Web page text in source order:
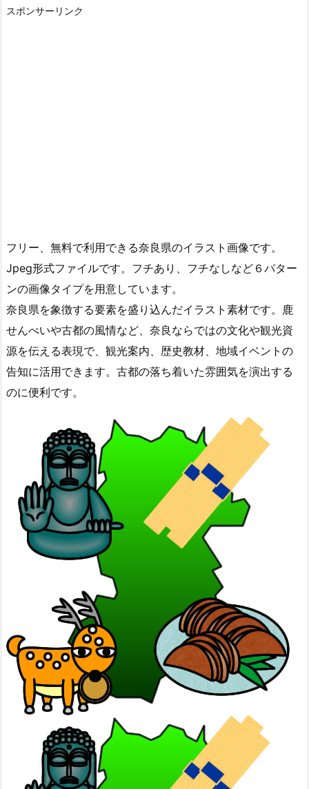
スポンサーリンク
フリー、無料で利用できる奈良県のイラスト画像です。
Jpeg形式ファイルです。フチあり、フチなしなど６パター
ンの画像タイプを用意しています。
奈良県を象徴する要素を盛り込んだイラスト素材です。鹿
せんべいや古都の風情など、奈良ならではの文化や観光資
源を伝える表現で、観光案内、歴史教材、地域イベントの
告知に活用できます。古都の落ち着いた雰囲気を演出する
のに便利です。